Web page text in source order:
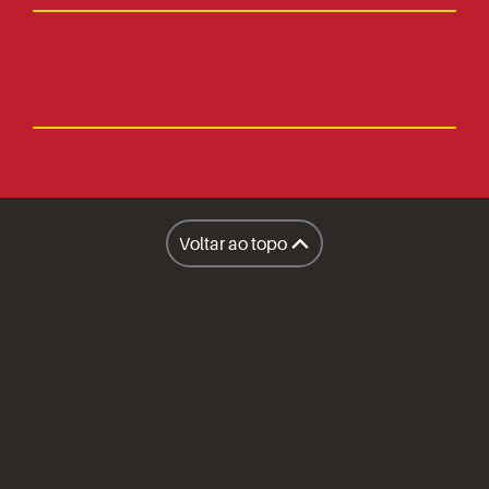
Lanchonete Móvel
RestaurantesVoltar ao topo